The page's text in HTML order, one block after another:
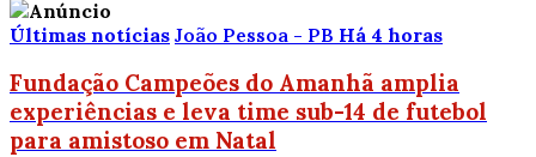
Últimas notícias João Pessoa - PB Há 4 horas
Fundação Campeões do Amanhã amplia
experiências e leva time sub-14 de futebol
para amistoso em Natal